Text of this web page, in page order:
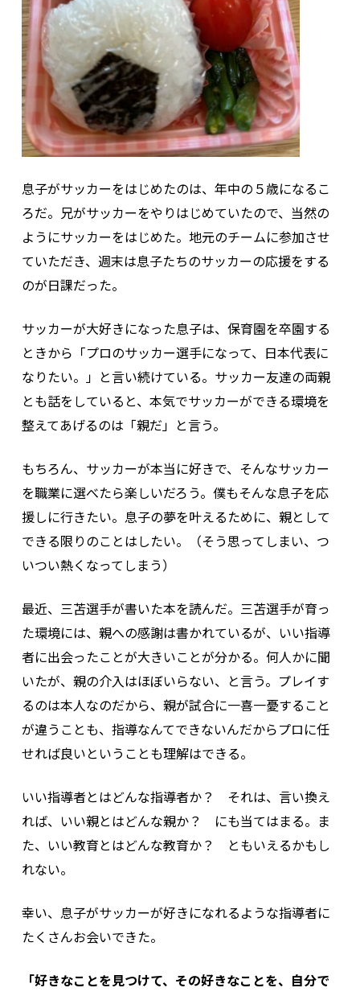
息子がサッカーをはじめたのは、年中の５歳になるこ
ろだ。兄がサッカーをやりはじめていたので、当然の
ようにサッカーをはじめた。地元のチームに参加させ
ていただき、週末は息子たちのサッカーの応援をする
のが日課だった。
サッカーが大好きになった息子は、保育園を卒園する
ときから「プロのサッカー選手になって、日本代表に
なりたい。」と言い続けている。サッカー友達の両親
とも話をしていると、本気でサッカーができる環境を
整えてあげるのは「親だ」と言う。
もちろん、サッカーが本当に好きで、そんなサッカー
を職業に選べたら楽しいだろう。僕もそんな息子を応
援しに行きたい。息子の夢を叶えるために、親として
できる限りのことはしたい。（そう思ってしまい、つ
いつい熱くなってしまう）
最近、三苫選手が書いた本を読んだ。三苫選手が育っ
た環境には、親への感謝は書かれているが、いい指導
者に出会ったことが大きいことが分かる。何人かに聞
いたが、親の介入はほぼいらない、と言う。プレイす
るのは本人なのだから、親が試合に一喜一憂すること
が違うことも、指導なんてできないんだからプロに任
せれば良いということも理解はできる。
いい指導者とはどんな指導者か？ それは、言い換え
れば、いい親とはどんな親か？ にも当てはまる。ま
た、いい教育とはどんな教育か？ ともいえるかもし
れない。
幸い、息子がサッカーが好きになれるような指導者に
たくさんお会いできた。
「好きなことを見つけて、その好きなことを、自分で